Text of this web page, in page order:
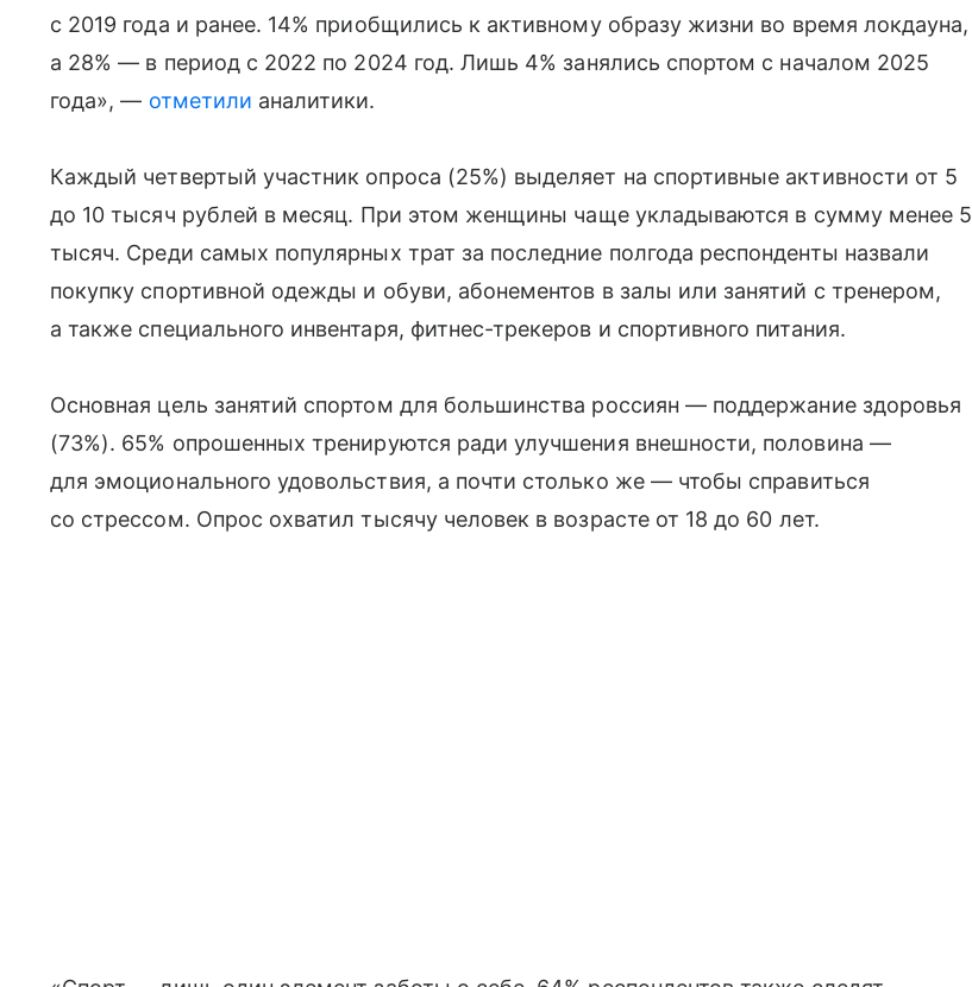
с 2019 года и ранее. 14% приобщились к активному образу жизни во время локдауна,
а 28% — в период с 2022 по 2024 год. Лишь 4% занялись спортом с началом 2025
года», — отметили аналитики.
Каждый четвертый участник опроса (25%) выделяет на спортивные активности от 5
до 10 тысяч рублей в месяц. При этом женщины чаще укладываются в сумму менее 5
тысяч. Среди самых популярных трат за последние полгода респонденты назвали
покупку спортивной одежды и обуви, абонементов в залы или занятий с тренером,
а также специального инвентаря, фитнес-трекеров и спортивного питания.
Основная цель занятий спортом для большинства россиян — поддержание здоровья
(73%). 65% опрошенных тренируются ради улучшения внешности, половина —
для эмоционального удовольствия, а почти столько же — чтобы справиться
со стрессом. Опрос охватил тысячу человек в возрасте от 18 до 60 лет.